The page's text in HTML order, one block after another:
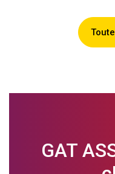
GAT